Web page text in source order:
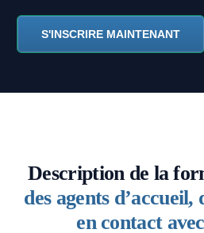
S'INSCRIRE MAINTENANT
Description de la
des agents
en contact